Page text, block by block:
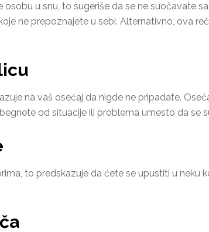
u snu, to sugeriše da se ne suočavate
ne prepoznajete u sebi. Alternativno, ova
na vaš osećaj da nigde ne pripadate.
od situacije ili problema umesto da se
to predskazuje da ćete se upustiti u neku